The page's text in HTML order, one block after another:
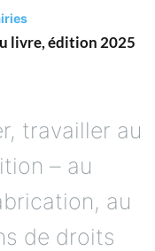
livre, édition 2025
travailler au
– au
au
de droits